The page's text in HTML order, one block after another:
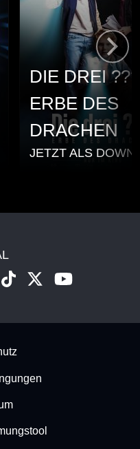
DIE DREI
ERBE DES
DRACHEN
JETZT ALS